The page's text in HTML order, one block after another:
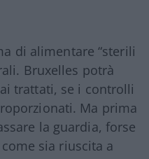
di alimentare “sterili
Bruxelles potrà
trattati, se i controlli
Ma prima
la guardia, forse
sia riuscita a